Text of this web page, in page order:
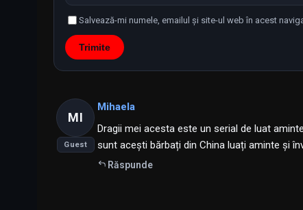
Salvează-mi numele, emailul și site-ul web în acest
MI
Guest
Mihaela
Dragii mei acesta este un serial de luat
sunt acești bărbați din China luați aminte și
Răspunde